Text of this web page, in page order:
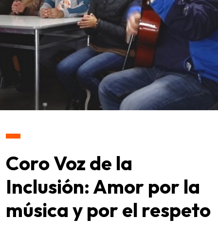
Coro Voz de la
Inclusión: Amor por la
música y por el respeto